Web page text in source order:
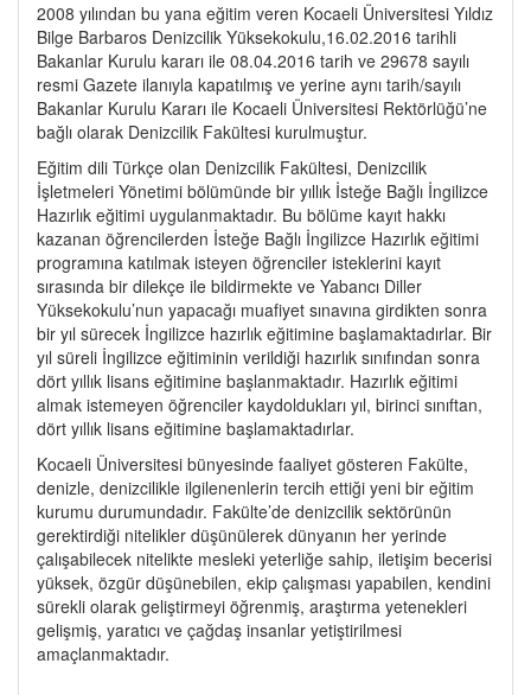
2008 yılından bu yana eğitim veren Kocaeli Üniversitesi Yıldız
Bilge Barbaros Denizcilik Yüksekokulu,16.02.2016 tarihli
Bakanlar Kurulu kararı ile 08.04.2016 tarih ve 29678 sayılı
resmi Gazete ilanıyla kapatılmış ve yerine aynı tarih/sayılı
Bakanlar Kurulu Kararı ile Kocaeli Üniversitesi Rektörlüğü’ne
bağlı olarak Denizcilik Fakültesi kurulmuştur.
Eğitim dili Türkçe olan Denizcilik Fakültesi, Denizcilik
İşletmeleri Yönetimi bölümünde bir yıllık İsteğe Bağlı İngilizce
Hazırlık eğitimi uygulanmaktadır. Bu bölüme kayıt hakkı
kazanan öğrencilerden İsteğe Bağlı İngilizce Hazırlık eğitimi
programına katılmak isteyen öğrenciler isteklerini kayıt
sırasında bir dilekçe ile bildirmekte ve Yabancı Diller
Yüksekokulu’nun yapacağı muafiyet sınavına girdikten sonra
bir yıl sürecek İngilizce hazırlık eğitimine başlamaktadırlar. Bir
yıl süreli İngilizce eğitiminin verildiği hazırlık sınıfından sonra
dört yıllık lisans eğitimine başlanmaktadır. Hazırlık eğitimi
almak istemeyen öğrenciler kaydoldukları yıl, birinci sınıftan,
dört yıllık lisans eğitimine başlamaktadırlar.
Kocaeli Üniversitesi bünyesinde faaliyet gösteren Fakülte,
denizle, denizcilikle ilgilenenlerin tercih ettiği yeni bir eğitim
kurumu durumundadır. Fakülte’de denizcilik sektörünün
gerektirdiği nitelikler düşünülerek dünyanın her yerinde
çalışabilecek nitelikte mesleki yeterliğe sahip, iletişim becerisi
yüksek, özgür düşünebilen, ekip çalışması yapabilen, kendini
sürekli olarak geliştirmeyi öğrenmiş, araştırma yetenekleri
gelişmiş, yaratıcı ve çağdaş insanlar yetiştirilmesi
amaçlanmaktadır.